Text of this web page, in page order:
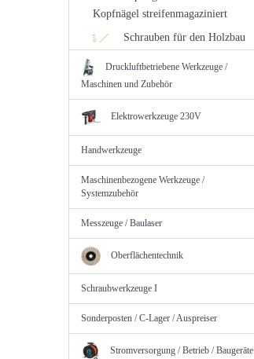
Kopfnägel streifenmagaziniert
Schrauben für den Holzbau
Druckluftbetriebene Werkzeuge /
Maschinen und Zubehör
Elektrowerkzeuge 230V
Handwerkzeuge
Maschinenbezogene Werkzeuge /
Systemzubehör
Messzeuge / Baulaser
Oberflächentechnik
Schraubwerkzeuge I
Sonderposten / C-Lager / Auspreiser
Stromversorgung / Betrieb / Baugeräte